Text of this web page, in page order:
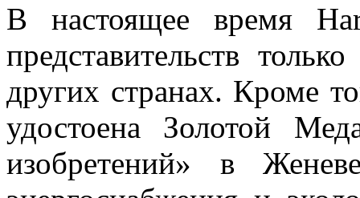
В настоящее время
представительств
других странах. Кроме
удостоена Золотой
изобретений» в